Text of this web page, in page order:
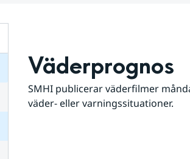
Väderprognos
SMHI publicerar väderfilmer
väder- eller varningssituationer.